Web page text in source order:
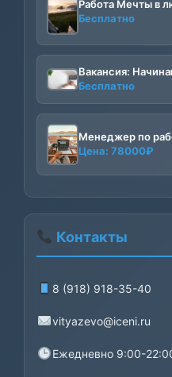
Работа Мечты в
Бесплатно
Вакансия:
Бесплатно
Менеджер по
Цена: 78000₽
Контакты
8 (918) 918-35-40
vityazevo@iceni.ru
Ежедневно 9:00-